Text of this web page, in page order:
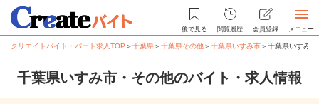
後で見る 閲覧履歴 会員登録 メニュー
クリエイトバイト・パート求人TOP ＞千葉県＞千葉県その他＞千葉県いすみ市＞千葉県いすみ
千葉県いすみ市・その他のバイト・求人情報